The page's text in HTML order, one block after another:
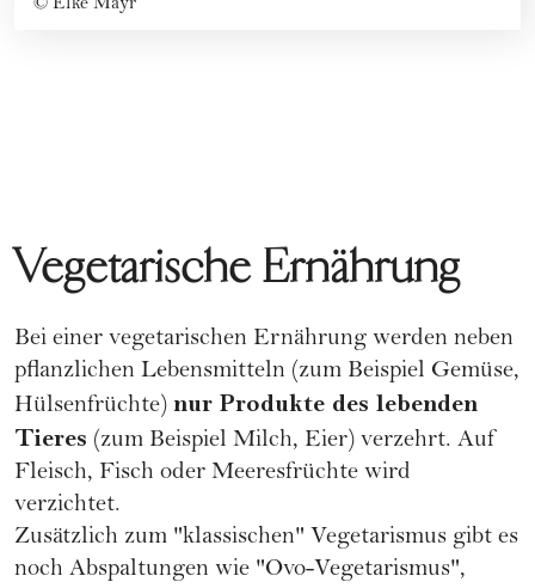
© Elke Mayr
Vegetarische Ernährung
Bei einer vegetarischen Ernährung werden neben
pflanzlichen Lebensmitteln (zum Beispiel Gemüse,
Hülsenfrüchte) nur Produkte des lebenden
Tieres (zum Beispiel Milch, Eier) verzehrt. Auf
Fleisch, Fisch oder Meeresfrüchte wird
verzichtet.
Zusätzlich zum "klassischen" Vegetarismus gibt es
noch Abspaltungen wie "Ovo-Vegetarismus",